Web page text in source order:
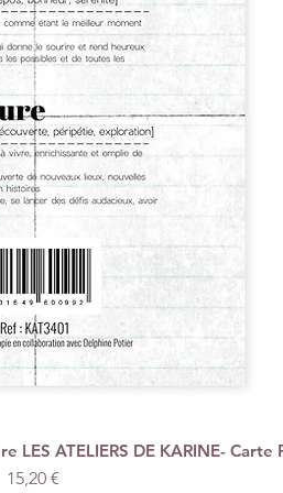
rápida
ATELIERS DE KARINE- Carte
Precio
15,20 €